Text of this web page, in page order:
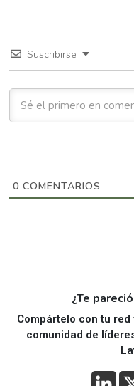
Suscribirse
0 COMENTARIOS
¿Te
Compártelo con tu
comunidad de